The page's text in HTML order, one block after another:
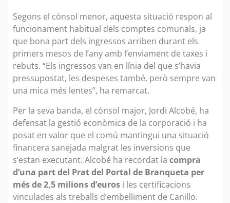
Segons el cònsol menor, aquesta situació respon al
funcionament habitual dels comptes comunals, ja
que bona part dels ingressos arriben durant els
primers mesos de l’any amb l’enviament de taxes i
rebuts. “Els ingressos van en línia del que s’havia
pressupostat, les despeses també, però sempre van
una mica més lentes”, ha remarcat.
Per la seva banda, el cònsol major, Jordi Alcobé, ha
defensat la gestió econòmica de la corporació i ha
posat en valor que el comú mantingui una situació
financera sanejada malgrat les inversions que
s’estan executant. Alcobé ha recordat la compra
d’una part del Prat del Portal de Branqueta per
més de 2,5 milions d’euros i les certificacions
vinculades als treballs d’embelliment de Canillo.